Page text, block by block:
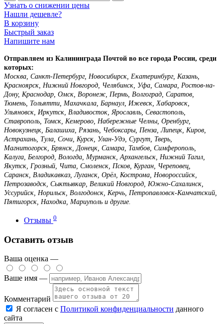
Узнать о снижении цены
Нашли дешевле?
В корзину
Быстрый заказ
Напишите нам
Отправляем из Калининграда Почтой во все города России, среди
которых:
Москва, Санкт-Петербург, Новосибирск, Екатеринбург, Казань,
Красноярск, Нижний Новгород, Челябинск, Уфа, Самара, Ростов-на-
Дону, Краснодар, Омск, Воронеж, Пермь, Волгоград, Саратов,
Тюмень, Тольятти, Махачкала, Барнаул, Ижевск, Хабаровск,
Ульяновск, Иркутск, Владивосток, Ярославль, Севастополь,
Ставрополь, Томск, Кемерово, Набережные Челны, Оренбург,
Новокузнецк, Балашиха, Рязань, Чебоксары, Пенза, Липецк, Киров,
Астрахань, Тула, Сочи, Курск, Улан-Удэ, Сургут, Тверь,
Магнитогорск, Брянск, Донецк, Самара, Тамбов, Симферополь,
Калуга, Белгород, Вологда, Мурманск, Архангельск, Нижний Тагил,
Якутск, Грозный, Чита, Смоленск, Псков, Курган, Череповец,
Саранск, Владикавказ, Луганск, Орёл, Кострома, Новороссийск,
Петрозаводск, Сыктывкар, Великий Новгород, Южно-Сахалинск,
Уссурийск, Норильск, Волгодонск, Керчь, Петропавловск-Камчатский,
Пятигорск, Находка, Мариуполь и другие.
Отзывы 0
Оставить отзыв
Ваша оценка —
Ваше имя —
Комментарий
Я согласен с Политикой конфиденциальности данного
сайта